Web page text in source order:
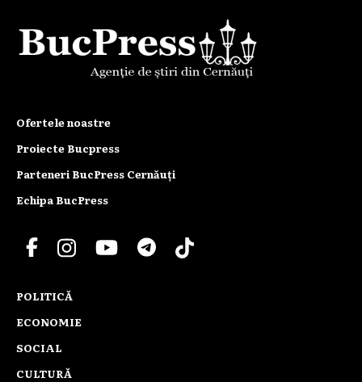
Ofertele noastre
Proiecte Bucpress
Parteneri BucPress Cernăuți
Echipa BucPress
POLITICĂ
ECONOMIE
SOCIAL
CULTURĂ